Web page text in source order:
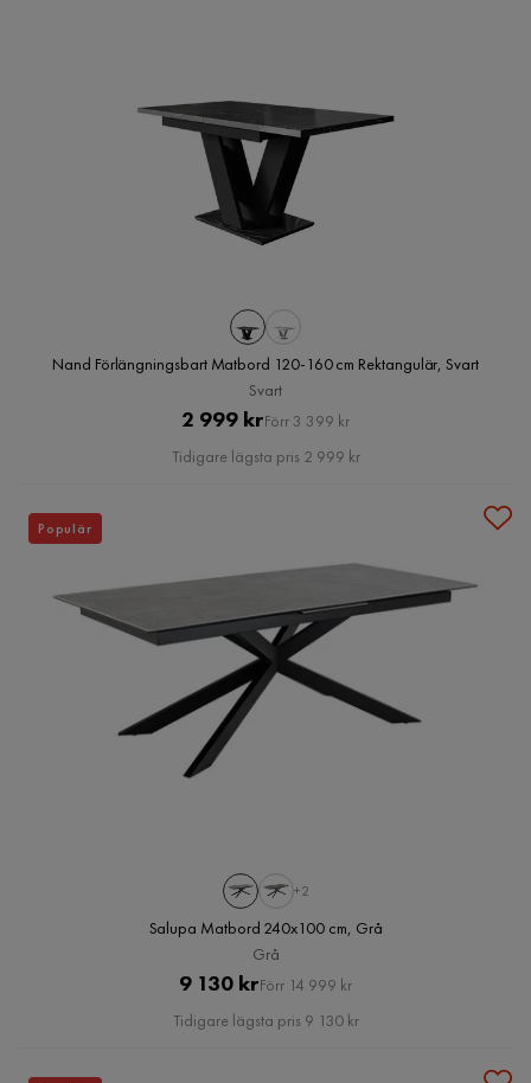
Nand Förlängningsbart Matbord 120-160 cm Rektangulär, Svart
Svart
Pris
2 999 krOriginal
Pris
Förr 3 399 kr
Tidigare lägsta pris 2 999 kr
+2
Salupa Matbord 240x100 cm, Grå
Grå
Pris
9 130 krOriginal
Pris
Förr 14 999 kr
Tidigare lägsta pris 9 130 kr
Populär